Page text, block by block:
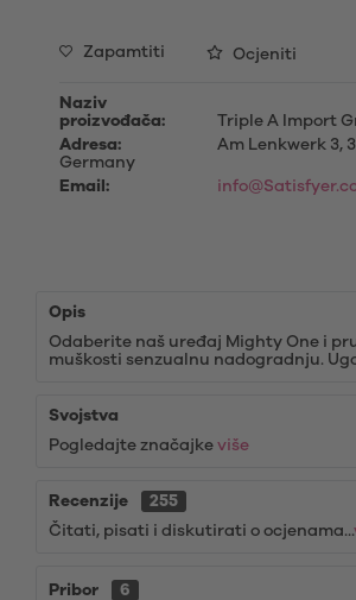
Zapamtiti Ocjeniti
Naziv
proizvođača:
Triple A Import
Adresa:
Am Lenkwerk 3,
Germany
Email:
Opis
Odaberite naš uređaj Mighty One i
muškosti senzualnu nadogradnju.
Svojstva
Pogledajte značajke više
Recenzije
255
Čitati, pisati i diskutirati o ocjenama...
Pribor 6